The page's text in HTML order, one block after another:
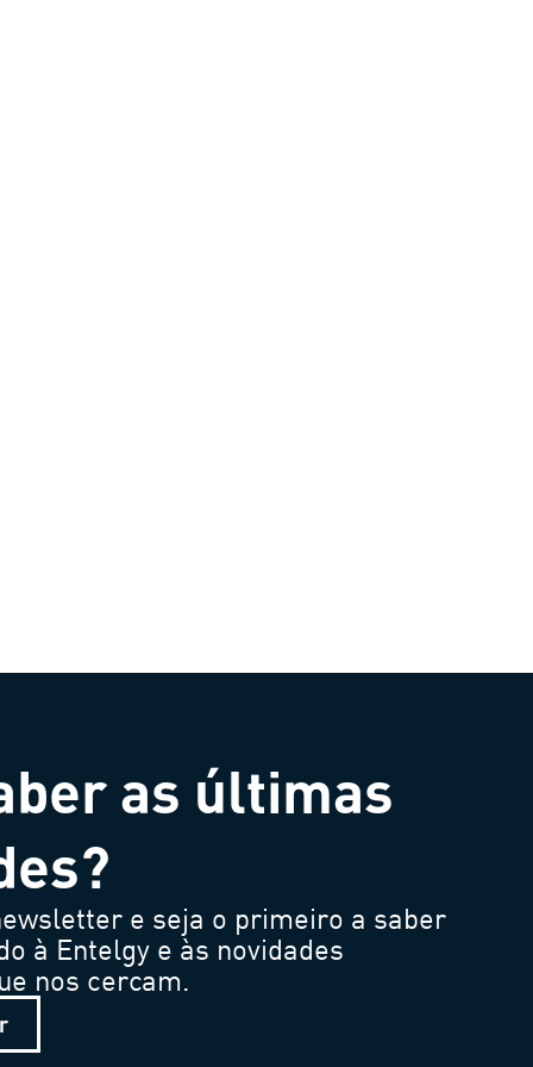
as últimas
e seja o primeiro a saber
à Entelgy e às novidades
nos cercam.